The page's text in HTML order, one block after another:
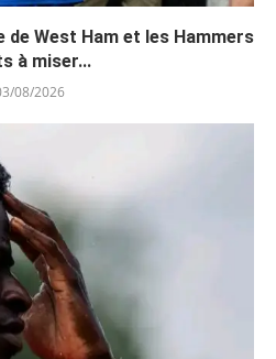
West Ham et les Hammers
à miser...
08/2026